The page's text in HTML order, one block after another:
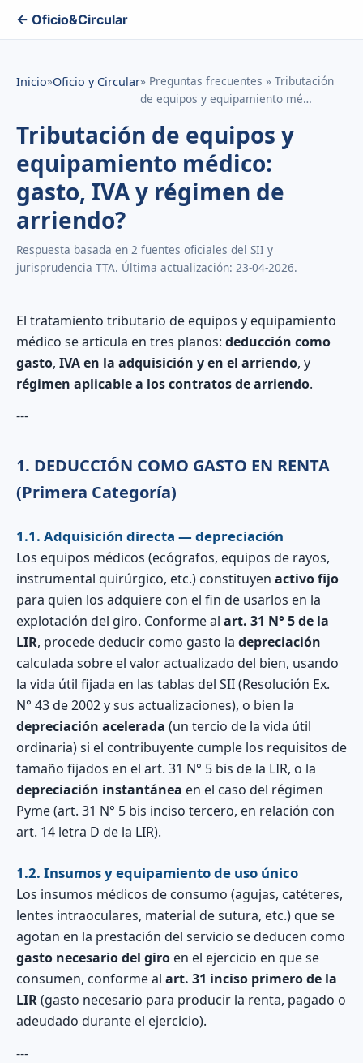
← Oficio&Circular
Inicio»Oficio y Circular» Preguntas frecuentes » Tributación
de equipos y equipamiento mé…
Tributación de equipos y
equipamiento médico:
gasto, IVA y régimen de
arriendo?
Respuesta basada en 2 fuentes oficiales del SII y
jurisprudencia TTA. Última actualización: 23-04-2026.
El tratamiento tributario de equipos y equipamiento
médico se articula en tres planos: deducción como
gasto, IVA en la adquisición y en el arriendo, y
régimen aplicable a los contratos de arriendo.
---
1. DEDUCCIÓN COMO GASTO EN RENTA
(Primera Categoría)
1.1. Adquisición directa — depreciación
Los equipos médicos (ecógrafos, equipos de rayos,
instrumental quirúrgico, etc.) constituyen activo fijo
para quien los adquiere con el fin de usarlos en la
explotación del giro. Conforme al art. 31 N° 5 de la
LIR, procede deducir como gasto la depreciación
calculada sobre el valor actualizado del bien, usando
la vida útil fijada en las tablas del SII (Resolución Ex.
N° 43 de 2002 y sus actualizaciones), o bien la
depreciación acelerada (un tercio de la vida útil
ordinaria) si el contribuyente cumple los requisitos de
tamaño fijados en el art. 31 N° 5 bis de la LIR, o la
depreciación instantánea en el caso del régimen
Pyme (art. 31 N° 5 bis inciso tercero, en relación con
art. 14 letra D de la LIR).
1.2. Insumos y equipamiento de uso único
Los insumos médicos de consumo (agujas, catéteres,
lentes intraoculares, material de sutura, etc.) que se
agotan en la prestación del servicio se deducen como
gasto necesario del giro en el ejercicio en que se
consumen, conforme al art. 31 inciso primero de la
LIR(gasto necesario para producir la renta, pagado o
adeudado durante el ejercicio).
---